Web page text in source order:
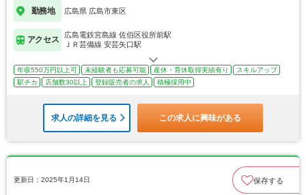
勤務地 広島県 広島市東区
アクセス
広島電鉄宮島線 佐伯区役所前駅
ＪＲ芸備線 安芸矢口駅
年収550万円以上可 未経験者も応募可能 産休・育休取得実績有り
スキルアップ
駅チカ
店舗数30以上 登録販売者の求人 積極採用中
求人の詳細を見る この求人に興味がある
更新日：2025年1月14日 保存する